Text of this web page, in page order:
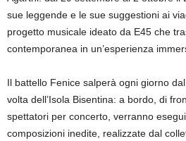
sue leggende e le sue suggestioni ai
progetto musicale ideato da E45 che
contemporanea in un’esperienza
Il battello Fenice salperà ogni giorno
volta dell’Isola Bisentina: a bordo, di
spettatori per concerto, verranno
composizioni inedite, realizzate dal